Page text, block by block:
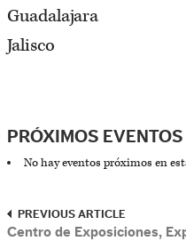
Guadalajara
Jalisco
PRÓXIMOS EVENTOS
No hay eventos próximos en
PREVIOUS ARTICLE
Centro de Exposiciones,